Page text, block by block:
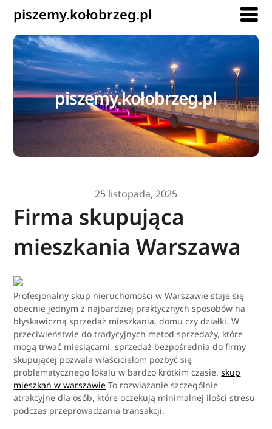
piszemy.kołobrzeg.pl
piszemy.kołobrzeg.pl
25 listopada, 2025
Firma skupująca
mieszkania Warszawa
Profesjonalny skup nieruchomości w Warszawie staje się
obecnie jednym z najbardziej praktycznych sposobów na
błyskawiczną sprzedaż mieszkania, domu czy działki. W
przeciwieństwie do tradycyjnych metod sprzedaży, które
mogą trwać miesiącami, sprzedaż bezpośrednia do firmy
skupującej pozwala właścicielom pozbyć się
problematycznego lokalu w bardzo krótkim czasie.skup
mieszkań w warszawie To rozwiązanie szczególnie
atrakcyjne dla osób, które oczekują minimalnej ilości stresu
podczas przeprowadzania transakcji.